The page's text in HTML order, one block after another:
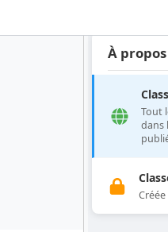
À propos
Tout
dans